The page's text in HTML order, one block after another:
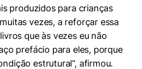
produzidos para crianças
vezes, a reforçar essa
que às vezes eu não
prefácio para eles, porque
estrutural”, afirmou.